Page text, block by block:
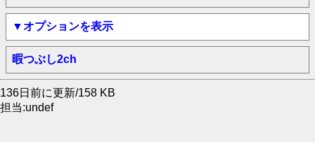
▼オプションを表示
暇つぶし2ch
136日前に更新/158 KB
担当:undef